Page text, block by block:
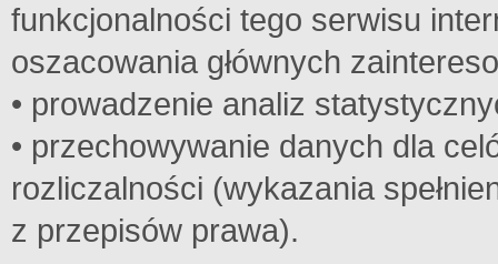
funkcjonalności tego serwisu
oszacowania głównych
• prowadzenie analiz
• przechowywanie danych dla
rozliczalności (wykazania
z przepisów prawa).